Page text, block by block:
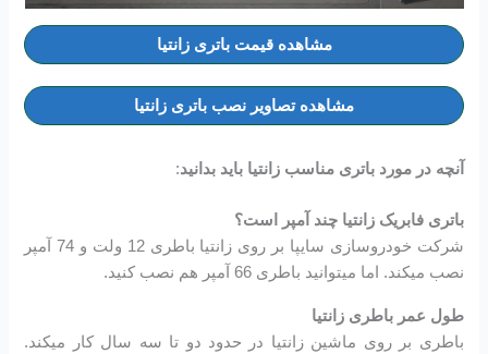
مشاهده قیمت باتری زانتیا
مشاهده تصاویر نصب باتری زانتیا
آنچه در مورد باتری مناسب زانتیا باید بدانید:
باتری فابریک زانتیا چند آمپر است؟
شرکت خودروسازی سایپا بر روی زانتیا باطری 12 ولت و 74 آمپر
نصب میکند. اما میتوانید باطری 66 آمپر هم نصب کنید.
طول عمر باطری زانتیا
باطری بر روی ماشین زانتیا در حدود دو تا سه سال کار میکند.